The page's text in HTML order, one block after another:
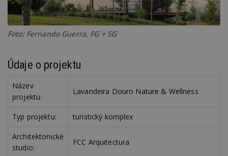
Foto: Fernando Guerra, FG + SG
Údaje o projektu
Název
projektu:
Lavandeira Douro Nature & Wellness
Typ projektu: turistický komplex
Architektonické
studio:
FCC Arquitectura